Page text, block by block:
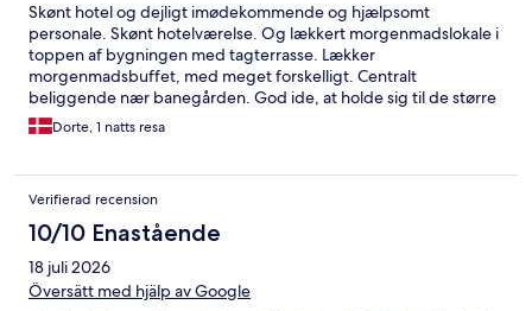
Skønt hotel og dejligt imødekommende og hjælpsomt
personale. Skønt hotelværelse. Og lækkert morgenmadslokale i
toppen af bygningen med tagterrasse. Lækker
morgenmadsbuffet, med meget forskelligt. Centralt
beliggende nær banegården. God ide, at holde sig til de større
gader, når man går i området.
Dorte, 1 natts resa
Verifierad recension
10/10 Enastående
18 juli 2026
Översätt med hjälp av Google